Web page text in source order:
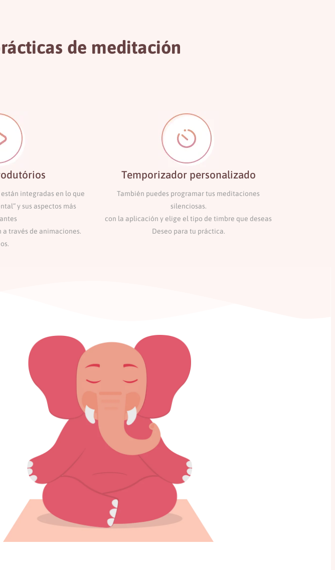
de meditación
integradas en lo que
y sus aspectos más
a través de animaciones.
Temporizador personalizado
También puedes programar tus meditaciones
silenciosas.
con la aplicación y elige el tipo de timbre que deseas
Deseo para tu práctica.